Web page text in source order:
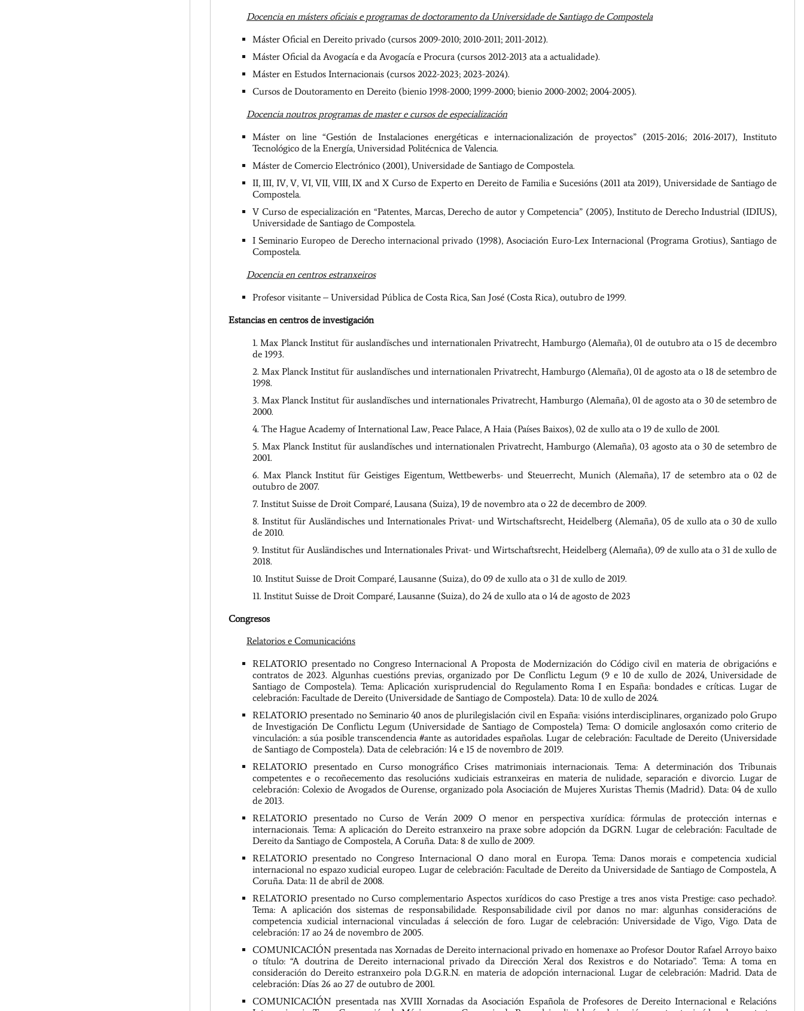
Docencia en másters oficiais e programas de doctoramento da Universidade de Santiago de Compostela
Máster Oficial en Dereito privado (cursos 2009-2010; 2010-2011; 2011-2012).
Máster Oficial da Avogacía e da Avogacía e Procura (cursos 2012-2013 ata a actualidade).
Máster en Estudos Internacionais (cursos 2022-2023; 2023-2024).
Cursos de Doutoramento en Dereito (bienio 1998-2000; 1999-2000; bienio 2000-2002; 2004-2005).
Docencia noutros programas de master e cursos de especialización
Máster on line “Gestión de Instalaciones energéticas e internacionalización de proyectos” (2015-2016; 2016-2017), Instituto
Tecnológico de la Energía, Universidad Politécnica de Valencia.
Máster de Comercio Electrónico (2001), Universidade de Santiago de Compostela.
II, III, IV, V, VI, VII, VIII, IX and X Curso de Experto en Dereito de Familia e Sucesións (2011 ata 2019), Universidade de Santiago de
Compostela.
V Curso de especialización en “Patentes, Marcas, Derecho de autor y Competencia” (2005), Instituto de Derecho Industrial (IDIUS),
Universidade de Santiago de Compostela.
I Seminario Europeo de Derecho internacional privado (1998), Asociación Euro-Lex Internacional (Programa Grotius), Santiago de
Compostela.
Docencia en centros estranxeiros
Profesor visitante – Universidad Pública de Costa Rica, San José (Costa Rica), outubro de 1999.
Estancias en centros de investigación
Max Planck Institut für auslandïsches und internationalen Privatrecht, Hamburgo (Alemaña), 01 de outubro ata o 15 de decembro
de 1993.
Max Planck Institut für auslandïsches und internationalen Privatrecht, Hamburgo (Alemaña), 01 de agosto ata o 18 de setembro de
1998.
Max Planck Institut für auslandïsches und internationales Privatrecht, Hamburgo (Alemaña), 01 de agosto ata o 30 de setembro de
2000.
The Hague Academy of International Law, Peace Palace, A Haia (Países Baixos), 02 de xullo ata o 19 de xullo de 2001.
Max Planck Institut für auslandïsches und internationalen Privatrecht, Hamburgo (Alemaña), 03 agosto ata o 30 de setembro de
2001.
Max Planck Institut für Geistiges Eigentum, Wettbewerbs- und Steuerrecht, Munich (Alemaña), 17 de setembro ata o 02 de
outubro de 2007.
Institut Suisse de Droit Comparé, Lausana (Suiza), 19 de novembro ata o 22 de decembro de 2009.
Institut für Ausländisches und Internationales Privat- und Wirtschaftsrecht, Heidelberg (Alemaña), 05 de xullo ata o 30 de xullo
de 2010.
Institut für Ausländisches und Internationales Privat- und Wirtschaftsrecht, Heidelberg (Alemaña), 09 de xullo ata o 31 de xullo de
2018.
Institut Suisse de Droit Comparé, Lausanne (Suiza), do 09 de xullo ata o 31 de xullo de 2019.
Institut Suisse de Droit Comparé, Lausanne (Suiza), do 24 de xullo ata o 14 de agosto de 2023
Congresos
Relatorios e Comunicacións
RELATORIO presentado no Congreso Internacional A Proposta de Modernización do Código civil en materia de obrigacións e
contratos de 2023. Algunhas cuestións previas, organizado por De Conflictu Legum (9 e 10 de xullo de 2024, Universidade de
Santiago de Compostela). Tema: Aplicación xurisprudencial do Regulamento Roma I en España: bondades e críticas. Lugar de
celebración: Facultade de Dereito (Universidade de Santiago de Compostela). Data: 10 de xullo de 2024.
RELATORIO presentado no Seminario 40 anos de plurilegislación civil en España: visións interdisciplinares, organizado polo Grupo
de Investigación De Conflictu Legum (Universidade de Santiago de Compostela) Tema: O domicile anglosaxón como criterio de
vinculación: a súa posible transcendencia #ante as autoridades españolas. Lugar de celebración: Facultade de Dereito (Universidade
de Santiago de Compostela). Data de celebración: 14 e 15 de novembro de 2019.
RELATORIO presentado en Curso monográfico Crises matrimoniais internacionais. Tema: A determinación dos Tribunais
competentes e o recoñecemento das resolucións xudiciais estranxeiras en materia de nulidade, separación e divorcio. Lugar de
celebración: Colexio de Avogados de Ourense, organizado pola Asociación de Mujeres Xuristas Themis (Madrid). Data: 04 de xullo
de 2013.
RELATORIO presentado no Curso de Verán 2009 O menor en perspectiva xurídica: fórmulas de protección internas e
internacionais. Tema: A aplicación do Dereito estranxeiro na praxe sobre adopción da DGRN. Lugar de celebración: Facultade de
Dereito da Santiago de Compostela, A Coruña. Data: 8 de xullo de 2009.
RELATORIO presentado no Congreso Internacional O dano moral en Europa. Tema: Danos morais e competencia xudicial
internacional no espazo xudicial europeo. Lugar de celebración: Facultade de Dereito da Universidade de Santiago de Compostela, A
Coruña. Data: 11 de abril de 2008.
RELATORIO presentado no Curso complementario Aspectos xurídicos do caso Prestige a tres anos vista Prestige: caso pechado?.
Tema: A aplicación dos sistemas de responsabilidade. Responsabilidade civil por danos no mar: algunhas consideracións de
competencia xudicial internacional vinculadas á selección de foro. Lugar de celebración: Universidade de Vigo, Vigo. Data de
celebración: 17 ao 24 de novembro de 2005.
COMUNICACIÓN presentada nas Xornadas de Dereito internacional privado en homenaxe ao Profesor Doutor Rafael Arroyo baixo
o título: “A doutrina de Dereito internacional privado da Dirección Xeral dos Rexistros e do Notariado”. Tema: A toma en
consideración do Dereito estranxeiro pola D.G.R.N. en materia de adopción internacional. Lugar de celebración: Madrid. Data de
celebración: Días 26 ao 27 de outubro de 2001.
COMUNICACIÓN presentada nas XVIII Xornadas da Asociación Española de Profesores de Dereito Internacional e Relacións